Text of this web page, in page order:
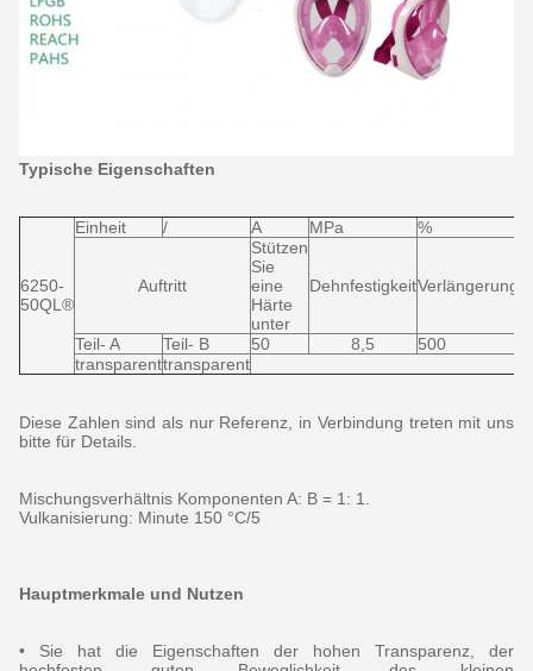
Typische Eigenschaften
6250-
50QL®
Einheit / A MPa %
Auftritt
Stützen
Sie
eine
Härte
unter
DehnfestigkeitVerlängerung
Teil- A Teil- B 50 8,5 500
transparenttransparent
Diese Zahlen sind als nur Referenz, in Verbindung treten mit uns
bitte für Details.
Mischungsverhältnis Komponenten A: B = 1: 1.
Vulkanisierung: Minute 150 °C/5
Hauptmerkmale und Nutzen
• Sie hat die Eigenschaften der hohen Transparenz, der